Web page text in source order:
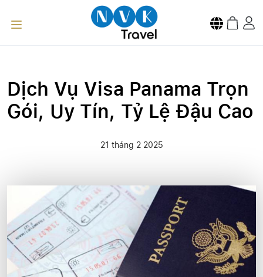
Dịch Vụ Visa Panama Trọn
Gói, Uy Tín, Tỷ Lệ Đậu Cao
21 tháng 2 2025